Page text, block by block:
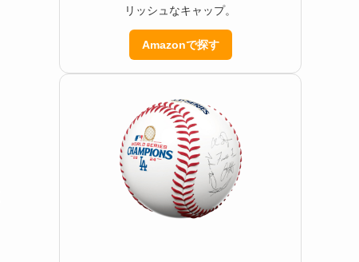
リッシュなキャップ。
Amazonで探す